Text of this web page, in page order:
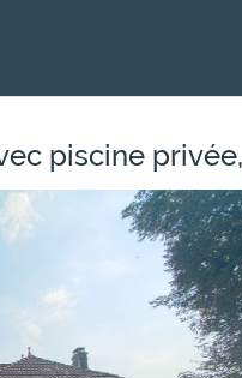
piscine